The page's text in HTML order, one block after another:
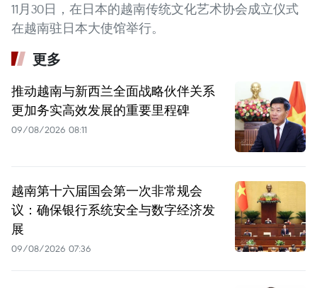
11月30日，在日本的越南传统文化艺术协会成立仪式
在越南驻日本大使馆举行。
更多
推动越南与新西兰全面战略伙伴关系
更加务实高效发展的重要里程碑
09/08/2026 08:11
越南第十六届国会第一次非常规会
议：确保银行系统安全与数字经济发
展
09/08/2026 07:36